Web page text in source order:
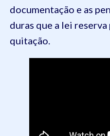
documentação e as
duras que a lei reserva
quitação.